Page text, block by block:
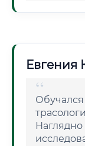
Евгения